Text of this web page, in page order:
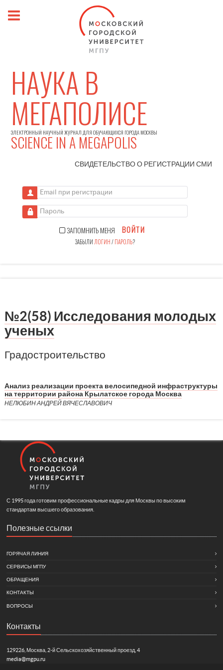
НАУКА В
МЕГАПОЛИСЕ
ЭЛЕКТРОННЫЙ НАУЧНЫЙ ЖУРНАЛ ДЛЯ ОБУЧАЮЩИХСЯ ГОРОДА МОСКВЫ
SCIENCE IN A MEGAPOLIS
СВИДЕТЕЛЬСТВО О РЕГИСТРАЦИИСМИ
Email при регистрации
Пароль
ЗАПОМНИТЬ МЕНЯ ВОЙТИ
ЗАБЫЛИ ЛОГИН/ПАРОЛЬ?
№2(58) Исследования молодых
ученых
Градостроительство
Анализ реализации проекта велосипедной инфраструктуры
на территории района Крылатское города Москва
НЕЛЮБИН АНДРЕЙ ВЯЧЕСЛАВОВИЧ
С 1995 года готовим профессиональные кадры для Москвы по высоким
стандартам высшего образования.
Полезные ссылки
ГОРЯЧАЯ ЛИНИЯ
СЕРВИСЫ МГПУ
ОБРАЩЕНИЯ
КОНТАКТЫ
ВОПРОСЫ
Контакты
129226, Москва, 2-й Сельскохозяйственный проезд, 4
media@mgpu.ru